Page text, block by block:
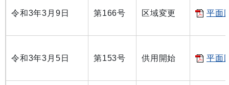
令和3年3月9日 第166号 区域変更 平面
令和3年3月5日 第153号 供用開始 平面